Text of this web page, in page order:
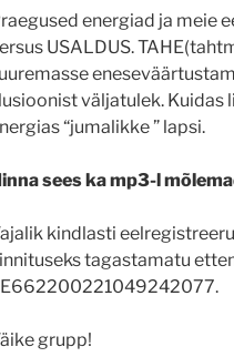
energiad ja meie
USALDUS.
väljatulek. Kuidas
“jumalikke ” lapsi.
sees ka mp3-l
kindlasti
tagastamatu
grupp!